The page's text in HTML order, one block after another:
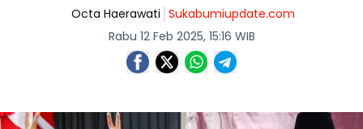
Octa Haerawati Sukabumiupdate.com
Rabu 12 Feb 2025, 15:16 WIB